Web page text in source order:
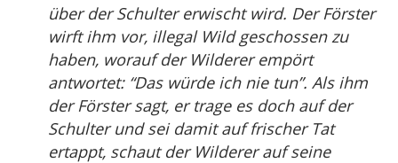
über der Schulter erwischt wird. Der Förster
wirft ihm vor, illegal Wild geschossen zu
haben, worauf der Wilderer empört
antwortet: “Das würde ich nie tun”. Als ihm
der Förster sagt, er trage es doch auf der
Schulter und sei damit auf frischer Tat
ertappt, schaut der Wilderer auf seine